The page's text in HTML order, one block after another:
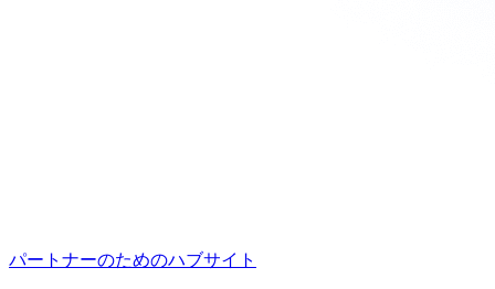
パートナーのためのハブサイト